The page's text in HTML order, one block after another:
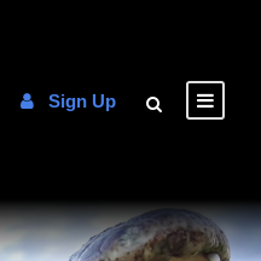
Sign Up